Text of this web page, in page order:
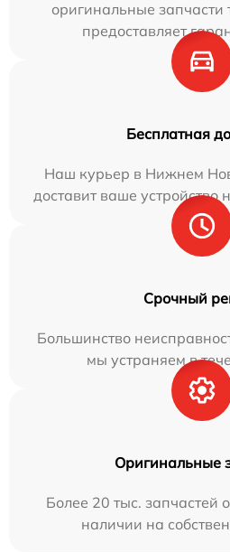
оригинальные запчасти
предоставляет
Бесплатная
Наш курьер в Нижнем
доставит ваше устройство
Срочный
Большинство
мы устраняем в
Оригинальные
Более 20 тыс. запчастей
наличии на